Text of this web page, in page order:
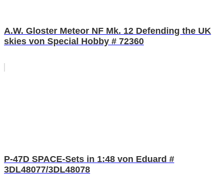
A.W. Gloster Meteor NF Mk. 12 Defending the UK
skies von Special Hobby # 72360
P-47D SPACE-Sets in 1:48 von Eduard #
3DL48077/3DL48078